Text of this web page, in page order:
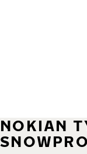
NOKIAN